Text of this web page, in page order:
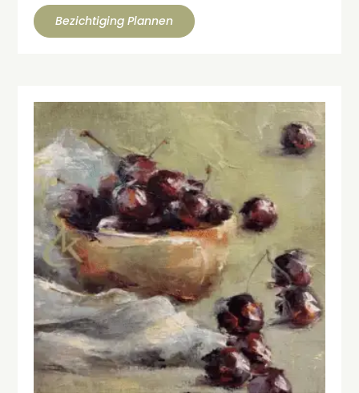
Bezichtiging Plannen